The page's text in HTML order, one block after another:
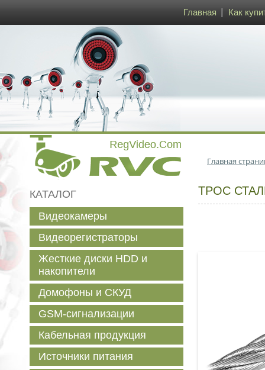
Главная Как
Главная
ТРОС
КАТАЛОГ
Видеокамеры
Видеорегистраторы
Жесткие диски HDD и
накопители
Домофоны и СКУД
GSM-сигнализации
Кабельная продукция
Источники питания